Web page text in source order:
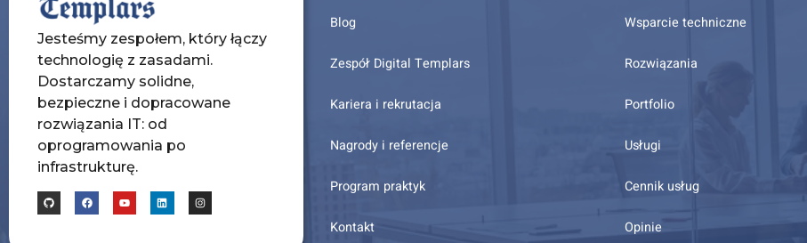
Jesteśmy zespołem, który łączy
technologię z zasadami.
Dostarczamy solidne,
bezpieczne i dopracowane
rozwiązania IT: od
oprogramowania po
infrastrukturę.
Blog
Zespół Digital Templars
Kariera i rekrutacja
Nagrody i referencje
Program praktyk
Kontakt
Wsparcie techniczne
Rozwiązania
Portfolio
Usługi
Cennik usług
Opinie